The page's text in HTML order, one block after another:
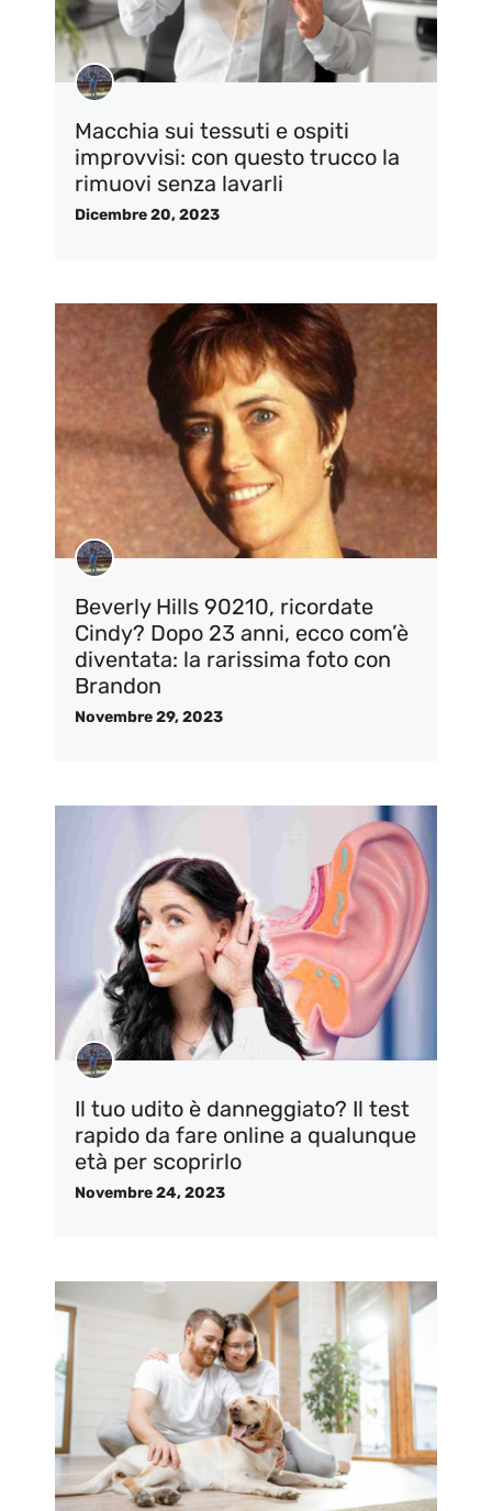
Macchia sui tessuti e ospiti
improvvisi: con questo trucco la
rimuovi senza lavarli
Dicembre 20, 2023
Beverly Hills 90210, ricordate
Cindy? Dopo 23 anni, ecco com’è
diventata: la rarissima foto con
Brandon
Novembre 29, 2023
Il tuo udito è danneggiato? Il test
rapido da fare online a qualunque
età per scoprirlo
Novembre 24, 2023